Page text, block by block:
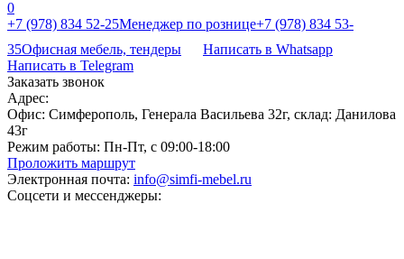
0
+7 (978) 834 52-25Менеджер по рознице+7 (978) 834 53-
35Офисная мебель, тендеры
Написать в Whatsapp
Написать в Telegram
Заказать звонок
Адрес:
Офис: Симферополь, Генерала Васильева 32г, склад: Данилова
43г
Режим работы: Пн-Пт, с 09:00-18:00
Проложить маршрут
Электронная почта: info@simfi-mebel.ru
Соцсети и мессенджеры: